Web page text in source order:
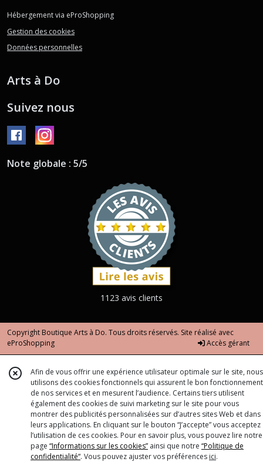
Hébergement via eProShopping
Gestion des cookies
Données personnelles
Arts à Do
Suivez nous
Note globale : 5/5
1123 avis clients
Copyright Boutique Arts à Do. Tous droits réservés. Site réalisé avec
eProShopping
Accès gérant
Afin de vous offrir une expérience utilisateur optimale sur le site, nous
utilisons des cookies fonctionnels qui assurent le bon fonctionnement
de nos services et en mesurent l’audience. Certains tiers utilisent
également des cookies de suivi marketing sur le site pour vous
montrer des publicités personnalisées sur d’autres sites Web et dans
leurs applications. En cliquant sur le bouton “J’accepte” vous acceptez
l’utilisation de ces cookies. Pour en savoir plus, vous pouvez lire notre
page “Informations sur les cookies” ainsi que notre “Politique de
confidentialité“. Vous pouvez ajuster vos préférences ici.